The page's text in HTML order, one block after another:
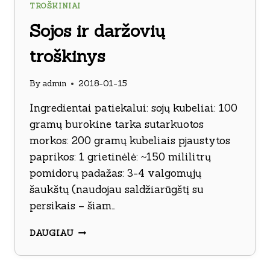
TROŠKINIAI
Sojos ir daržovių
troškinys
By admin 2018-01-15
Ingredientai patiekalui: sojų kubeliai: 100
gramų burokine tarka sutarkuotos
morkos: 200 gramų kubeliais pjaustytos
paprikos: 1 grietinėlė: ~150 mililitrų
pomidorų padažas: 3-4 valgomųjų
šaukštų (naudojau saldžiarūgštį su
persikais – šiam…
DAUGIAUSOJOS
DARŽOVIŲ